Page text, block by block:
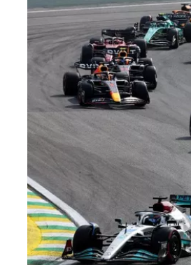
MÁS CATEGORÍAS